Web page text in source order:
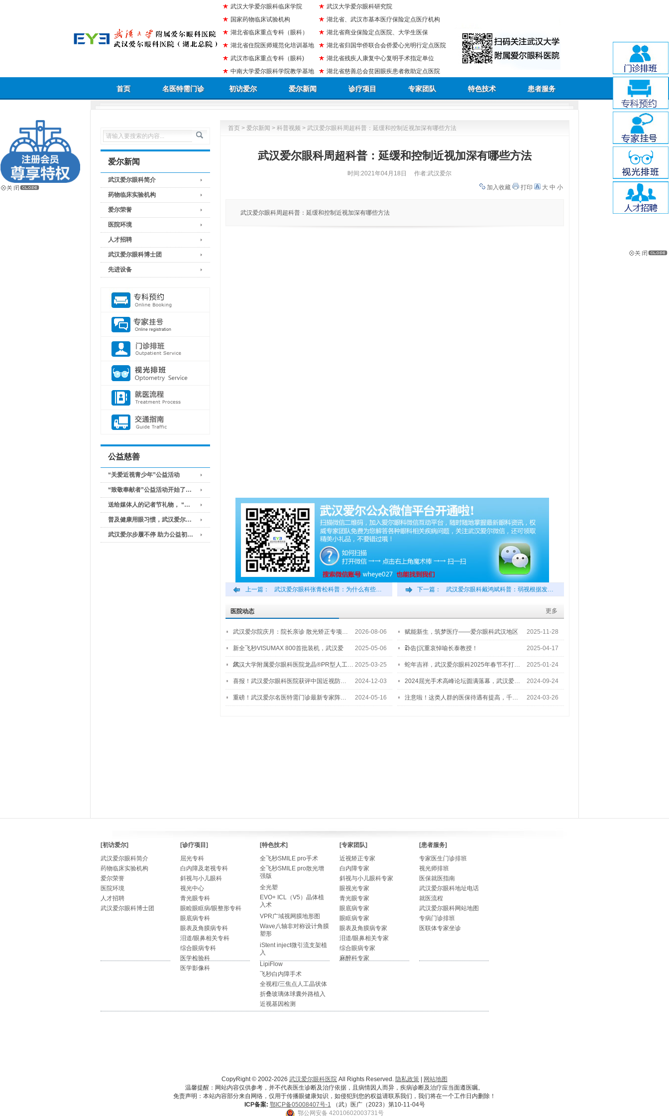
武汉大学爱尔眼科临床学院
国家药物临床试验机构
湖北省临床重点专科（眼科）
湖北省住院医师规范化培训基地
武汉市临床重点专科（眼科)
中南大学爱尔眼科学院教学基地
武汉大学爱尔眼科研究院
湖北省、武汉市基本医疗保险定点医疗机构
湖北省商业保险定点医院、大学生医保
湖北省归国华侨联合会侨爱心光明行定点医院
湖北省残疾人康复中心复明手术指定单位
湖北省慈善总会贫困眼疾患者救助定点医院
首页 名医特需门诊 初访爱尔 爱尔新闻 诊疗项目 专家团队 特色技术 患者服务
爱尔新闻
武汉爱尔眼科简介
药物临床实验机构
爱尔荣誉
医院环境
人才招聘
武汉爱尔眼科博士团
先进设备
公益慈善
“关爱近视青少年”公益活动
“致敬奉献者”公益活动开始了…
送给媒体人的记者节礼物， “…
普及健康用眼习惯，武汉爱尔…
武汉爱尔步履不停 助力公益初…
首页 > 爱尔新闻 > 科普视频 > 武汉爱尔眼科周超科普：延缓和控制近视加深有哪些方法
武汉爱尔眼科周超科普：延缓和控制近视加深有哪些方法
时间:2021年04月18日
作者:武汉爱尔
加入收藏
打印 大 中 小
武汉爱尔眼科周超科普：延缓和控制近视加深有哪些方法
上一篇： 武汉爱尔眼科张青松科普：为什么有些… 下一篇： 武汉爱尔眼科戴鸿斌科普：弱视根据发…
更多
医院动态
武汉爱尔院庆月：院长亲诊 散光矫正专项… 2026-08-06 赋能新生，筑梦医疗——爱尔眼科武汉地区
2…
2025-11-28
新全飞秒VISUMAX 800首批装机，武汉爱
尔…
2025-05-06 讣告|沉重哀悼喻长泰教授！ 2025-04-17
武汉大学附属爱尔眼科医院龙晶®PR型人工… 2025-03-25 蛇年吉祥，武汉爱尔眼科2025年春节不打… 2025-01-24
喜报！武汉爱尔眼科医院获评中国近视防… 2024-12-03 2024屈光手术高峰论坛圆满落幕，武汉爱… 2024-09-24
重磅！武汉爱尔名医特需门诊最新专家阵… 2024-05-16 注意啦！这类人群的医保待遇有提高，千… 2024-03-26
[初访爱尔]
武汉爱尔眼科简介
药物临床实验机构
爱尔荣誉
医院环境
人才招聘
武汉爱尔眼科博士团
[诊疗项目]
屈光专科
白内障及老视专科
斜视与小儿眼科
视光中心
青光眼专科
眼睑眼眶病/眼整形专科
眼底病专科
眼表及角膜病专科
泪道/眼鼻相关专科
综合眼病专科
医学检验科
医学影像科
[特色技术]
全飞秒SMILE pro手术
全飞秒SMILE pro散光增
强版
全光塑
EVO+ ICL（V5）晶体植
入术
VPR广域视网膜地形图
Wave八轴非对称设计角膜
塑形
iStent inject微引流支架植
入
LipiFlow
飞秒白内障手术
全视程/三焦点人工晶状体
折叠玻璃体球囊外路植入
近视基因检测
[专家团队]
近视矫正专家
白内障专家
斜视与小儿眼科专家
眼视光专家
青光眼专家
眼底病专家
眼眶病专家
眼表及角膜病专家
泪道/眼鼻相关专家
综合眼病专家
麻醉科专家
[患者服务]
专家医生门诊排班
视光师排班
医保就医指南
武汉爱尔眼科地址电话
就医流程
武汉爱尔眼科网站地图
专病门诊排班
医联体专家坐诊
CopyRight © 2002-2026 武汉爱尔眼科医院 All Rights Reserved. 隐私政策
网站地图
温馨提醒：网站内容仅供参考，并不代表医生诊断及治疗依据，且病情因人而异，疾病诊断及治疗应当面遵医嘱。
免责声明：本站内容部分来自网络，仅用于传播眼健康知识，如侵犯到您的权益请联系我们，我们将在一个工作日内删除！
ICP备案: 鄂ICP备05008407号-1 （武）医广（2023）第10-11-04号
鄂公网安备 42010602003731号